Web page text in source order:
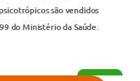
são vendidos
do Ministério da Saúde.